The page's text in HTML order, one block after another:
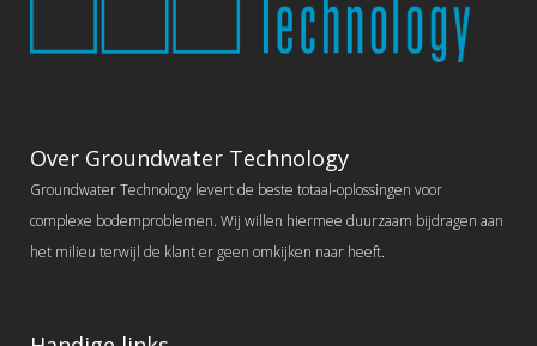
Over Groundwater Technology
Groundwater Technology levert de beste totaal-oplossingen voor
complexe bodemproblemen. Wij willen hiermee duurzaam bijdragen aan
het milieu terwijl de klant er geen omkijken naar heeft.